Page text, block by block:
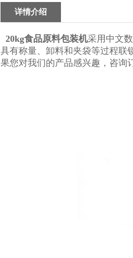
详情介绍
20kg食品原料包装机采用中文
具有称量、卸料和夹袋等过程联
果您对我们的产品感兴趣，咨询